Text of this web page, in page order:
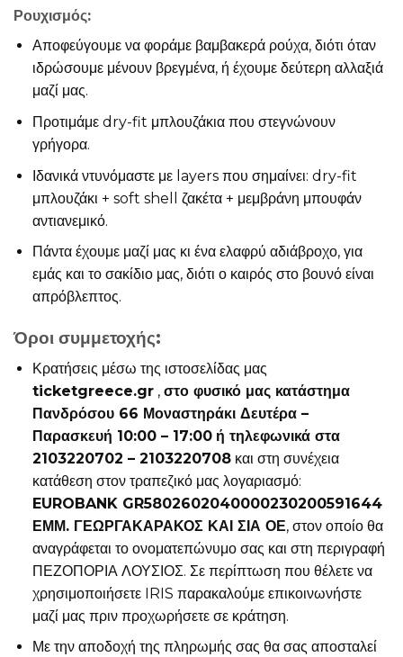
Ρουχισμός:
Αποφεύγουμε να φοράμε βαμβακερά ρούχα, διότι όταν
ιδρώσουμε μένουν βρεγμένα, ή έχουμε δεύτερη αλλαξιά
μαζί μας.
Προτιμάμε dry-fit μπλουζάκια που στεγνώνουν
γρήγορα.
Ιδανικά ντυνόμαστε με layers που σημαίνει: dry-fit
μπλουζάκι + soft shell ζακέτα + μεμβράνη μπουφάν
αντιανεμικό.
Πάντα έχουμε μαζί μας κι ένα ελαφρύ αδιάβροχο, για
εμάς και το σακίδιο μας, διότι ο καιρός στο βουνό είναι
απρόβλεπτος.
Όροι συμμετοχής:
Κρατήσεις μέσω της ιστοσελίδας μας
ticketgreece.gr, στο φυσικό μας κατάστημα
Πανδρόσου 66 Μοναστηράκι Δευτέρα –
Παρασκευή 10:00 – 17:00 ή τηλεφωνικά στα
2103220702 – 2103220708και στη συνέχεια
κατάθεση στον τραπεζικό μας λογαριασμό:
EUROBANK GR5802602040000230200591644
ΕΜΜ. ΓΕΩΡΓΑΚΑΡΑΚΟΣ ΚΑΙ ΣΙΑ ΟΕ, στον οποίο θα
αναγράφεται το ονοματεπώνυμο σας και στη περιγραφή
ΠΕΖΟΠΟΡΙΑ ΛΟΥΣΙΟΣ. Σε περίπτωση που θέλετε να
χρησιμοποιήσετε IRIS παρακαλούμε επικοινωνήστε
μαζί μας πριν προχωρήσετε σε κράτηση.
Με την αποδοχή της πληρωμής σας θα σας αποσταλεί